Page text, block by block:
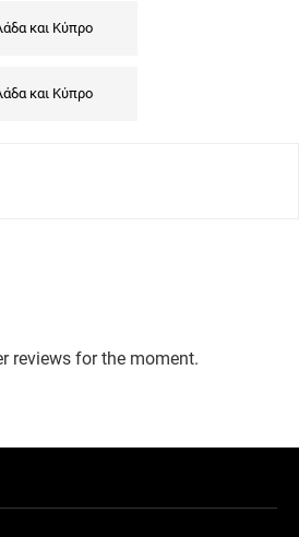
και Κύπρο
και Κύπρο
reviews for the moment.